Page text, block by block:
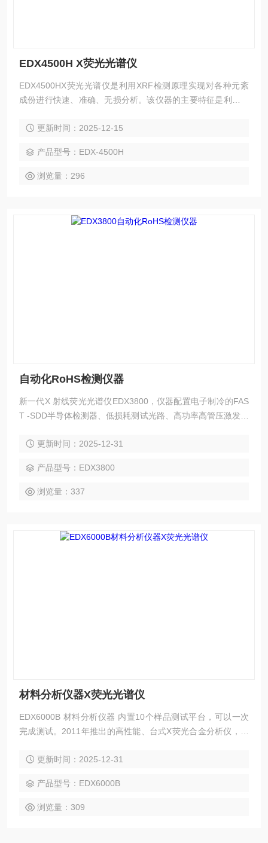
EDX4500H X荧光光谱仪
EDX4500HX荧光光谱仪是利用XRF检测原理实现对各种元紊
成份进行快速、准确、无损分析。该仪器的主要特征是利用真
果，利用XRF技术可 对高含量的Cr、Ni、Mo等重点关注的元
作效率。另外，在矿石分祈、合金分析、全元紊分析、有害元
紊检测。
更新时间：2025-12-15
产品型号：EDX-4500H
浏览量：296
自动化RoHS检测仪器
新一代X 射线荧光光谱仪EDX3800，仪器配置电子制冷的FAS
T -SDD半导体检测器、低损耗测试光路、高功率高管压激发光
及全自动机械臂进样系统(选配),与以往机型相比，实现高灵敏
械臂进样两种模式，真正的做到了智能自动检测。
更新时间：2025-12-31
产品型号：EDX3800
浏览量：337
材料分析仪器X荧光光谱仪
EDX6000B 材料分析仪器 内置10个样品测试平台，可以一次
完成测试。2011年推出的高性能、台式X荧光合金分析仪，融
测试，可以有效的降低干扰，提高轻元素分辨率,大大提高合金
试速度快、测试简单等特点。
更新时间：2025-12-31
产品型号：EDX6000B
浏览量：309